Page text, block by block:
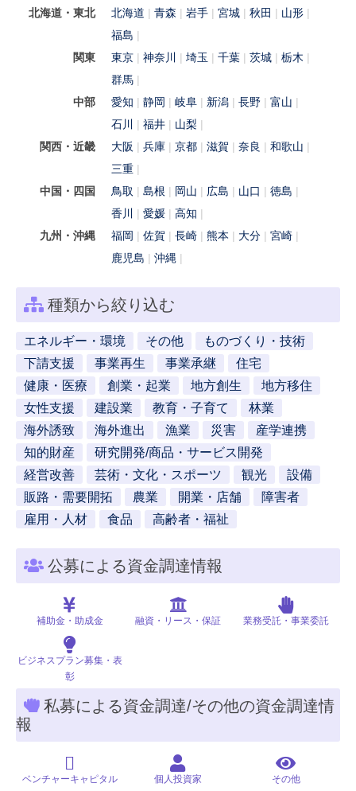
北海道・東北 北海道 青森 岩手 宮城 秋田
山形
福島
関東
東京 神奈川 埼玉 千葉 茨城
栃木
群馬
中部
愛知 静岡 岐阜 新潟 長野
富山
石川
福井
山梨
関西・近畿
大阪 兵庫 京都 滋賀 奈良
和歌山
三重
中国・四国
鳥取 島根 岡山 広島 山口
徳島
香川
愛媛
高知
九州・沖縄
福岡 佐賀 長崎 熊本 大分
宮崎
鹿児島
沖縄
種類から絞り込む
エネルギー・環境 その他
ものづくり・技術
下請支援
事業再生 事業承継
住宅
健康・医療
創業・起業 地方創生
地方移住
女性支援
建設業 教育・子育て
林業
海外誘致
海外進出 漁業 災害
産学連携
知的財産
研究開発/商品・サービス開発
経営改善
芸術・文化・スポーツ 観光
設備
販路・需要開拓
農業 開業・店舗
障害者
雇用・人材
食品 高齢者・福祉
公募による資金調達情報
補助金・助成金 融資・リース・保証 業務受託・事業委託
ビジネスプラン募集・表
彰
私募による資金調達/その他の資金調達情
報
ベンチャーキャピタル
個人投資家 その他